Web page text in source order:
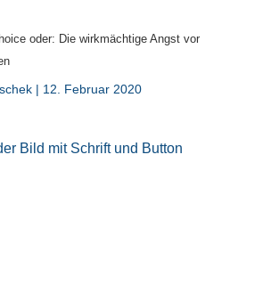
oder: Die wirkmächtige Angst vor
12. Februar 2020